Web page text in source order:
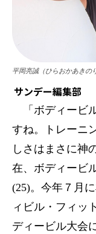
平岡亮誠（ひらおかあきの
サンデー編集部
「ボディービ
すね。トレーニ
しさはまさに
在、ボディービ
(25)。今年７月
ィビル・フィッ
ディービル大会